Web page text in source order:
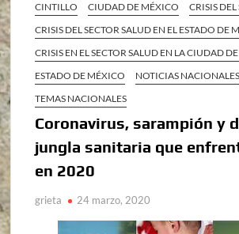
CINTILLO CIUDAD DE MÉXICO
CRISIS
CRISIS DEL SECTOR SALUD EN EL ESTADO DE
CRISIS EN EL SECTOR SALUD EN LA CIUDAD
ESTADO DE MÉXICO
NOTICIAS NACIONALES
TEMAS NACIONALES
Coronavirus, sarampión y
jungla sanitaria que
en 2020
grieta 24 marzo, 2020